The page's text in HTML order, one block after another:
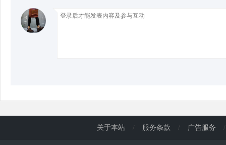
关于本站 / 服务条款 / 广告服务 /